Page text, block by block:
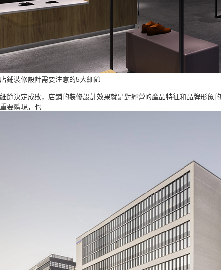
店鋪裝修設計需要注意的5大細節
細節決定成敗，店鋪的裝修設計效果就是對經營的產品特征和品牌形象的
重要體現，也..